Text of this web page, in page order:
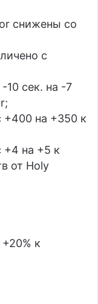
снижены со
с
10 сек. на -7
+400 на +350 к
+4 на +5 к
от Holy
к